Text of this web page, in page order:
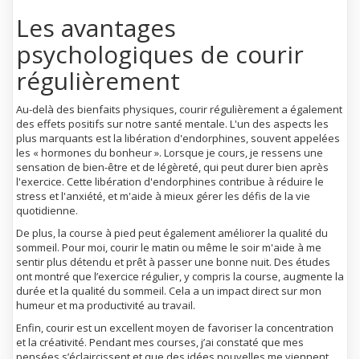
Les avantages
psychologiques de courir
régulièrement
Au-delà des bienfaits physiques, courir régulièrement a également
des effets positifs sur notre santé mentale. L'un des aspects les
plus marquants est la libération d'endorphines, souvent appelées
les « hormones du bonheur ». Lorsque je cours, je ressens une
sensation de bien-être et de légèreté, qui peut durer bien après
l'exercice. Cette libération d'endorphines contribue à réduire le
stress et l'anxiété, et m'aide à mieux gérer les défis de la vie
quotidienne.
De plus, la course à pied peut également améliorer la qualité du
sommeil. Pour moi, courir le matin ou même le soir m'aide à me
sentir plus détendu et prêt à passer une bonne nuit. Des études
ont montré que l’exercice régulier, y compris la course, augmente la
durée et la qualité du sommeil. Cela a un impact direct sur mon
humeur et ma productivité au travail.
Enfin, courir est un excellent moyen de favoriser la concentration
et la créativité. Pendant mes courses, j’ai constaté que mes